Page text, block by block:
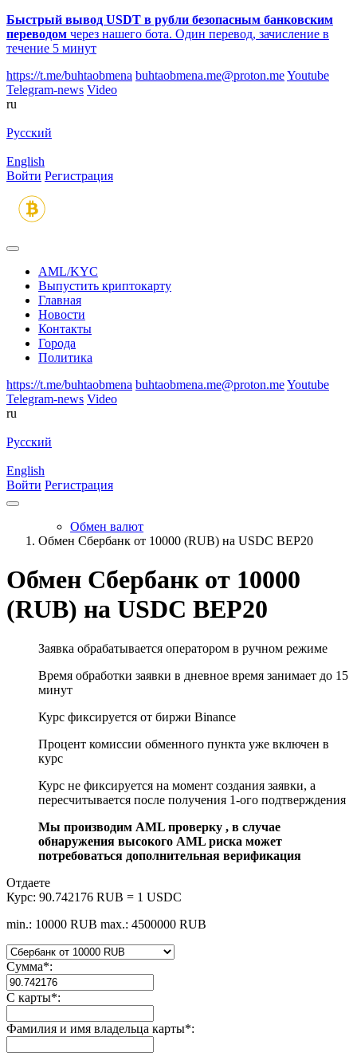
Быстрый вывод USDT в рубли безопасным банковским
переводом через нашего бота. Один перевод, зачисление в
течение 5 минут
https://t.me/buhtaobmena buhtaobmena.me@proton.meYoutube
Telegram-news Video
ru
Русский
English
Войти Регистрация
AML/KYC
Выпустить криптокарту
Главная
Новости
Контакты
Города
Политика
https://t.me/buhtaobmena buhtaobmena.me@proton.meYoutube
Telegram-news Video
ru
Русский
English
Войти Регистрация
Обмен валют
Обмен Сбербанк от 10000 (RUB) на USDC BEP20
Обмен Сбербанк от 10000
(RUB) на USDC BEP20
Заявка обрабатывается оператором в ручном режиме
Время обработки заявки в дневное время занимает до 15
минут
Курс фиксируется от биржи Binance
Процент комиссии обменного пункта уже включен в
курс
Курс не фиксируется на момент создания заявки, а
пересчитывается после получения 1-ого подтверждения
Мы производим AML проверку , в случае
обнаружения высокого AML риска может
потребоваться дополнительная верификация
Отдаете
Курс: 90.742176 RUB = 1 USDC
min.: 10000 RUB max.: 4500000 RUB
Сумма*:
С карты*:
Фамилия и имя владельца карты*: